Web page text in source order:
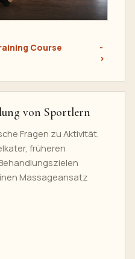
Course
von Sportlern
Fragen zu Aktivität,
früheren
Massageansatz